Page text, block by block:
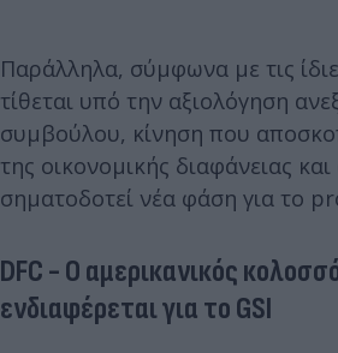
Παράλληλα, σύμφωνα με τις
τίθεται υπό την αξιολόγηση
συμβούλου, κίνηση που
της οικονομικής διαφάνειας
σηματοδοτεί νέα φάση για το
DFC - O αμερικανικός
ενδιαφέρεται για το GSI